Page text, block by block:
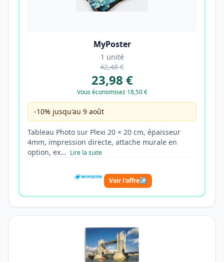
MyPoster
1 unité
42,48 €
23,98 €
Vous économisez 18,50 €
-10% jusqu'au 9 août
Tableau Photo sur Plexi 20 × 20 cm, épaisseur
4mm, impression directe, attache murale en
option, ex… Lire la suite
Voir l'offre↗